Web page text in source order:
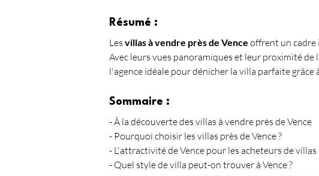
Résumé :
Les villas à vendre près de Vence offrent un cadre
Avec leurs vues panoramiques et leur proximité
l'agence idéale pour dénicher la villa parfaite grâce
Sommaire :
- À la découverte des villas à vendre près de Vence
- Pourquoi choisir les villas près de Vence ?
- L'attractivité de Vence pour les acheteurs de villas
- Quel style de villa peut-on trouver à Vence ?